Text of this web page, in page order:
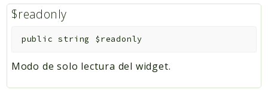
$readonly
public string $readonly
Modo de solo lectura del widget.